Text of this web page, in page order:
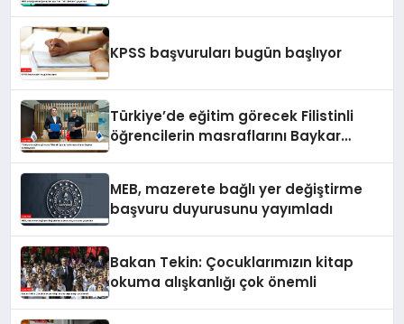
KPSS başvuruları bugün başlıyor
Türkiye’de eğitim görecek Filistinli
öğrencilerin masraflarını Baykar
MEB, mazerete bağlı yer değiştirme
başvuru duyurusunu yayımladı
Bakan Tekin: Çocuklarımızın kitap
okuma alışkanlığı çok önemli